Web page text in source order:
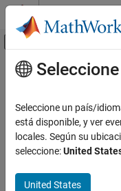
Saltar al contenido
Mostrar/
Inicio de Documentación
Contenido principal
How
Seleccione un país/
está disponible, y ver
locales. Según su
seleccione:United
United States